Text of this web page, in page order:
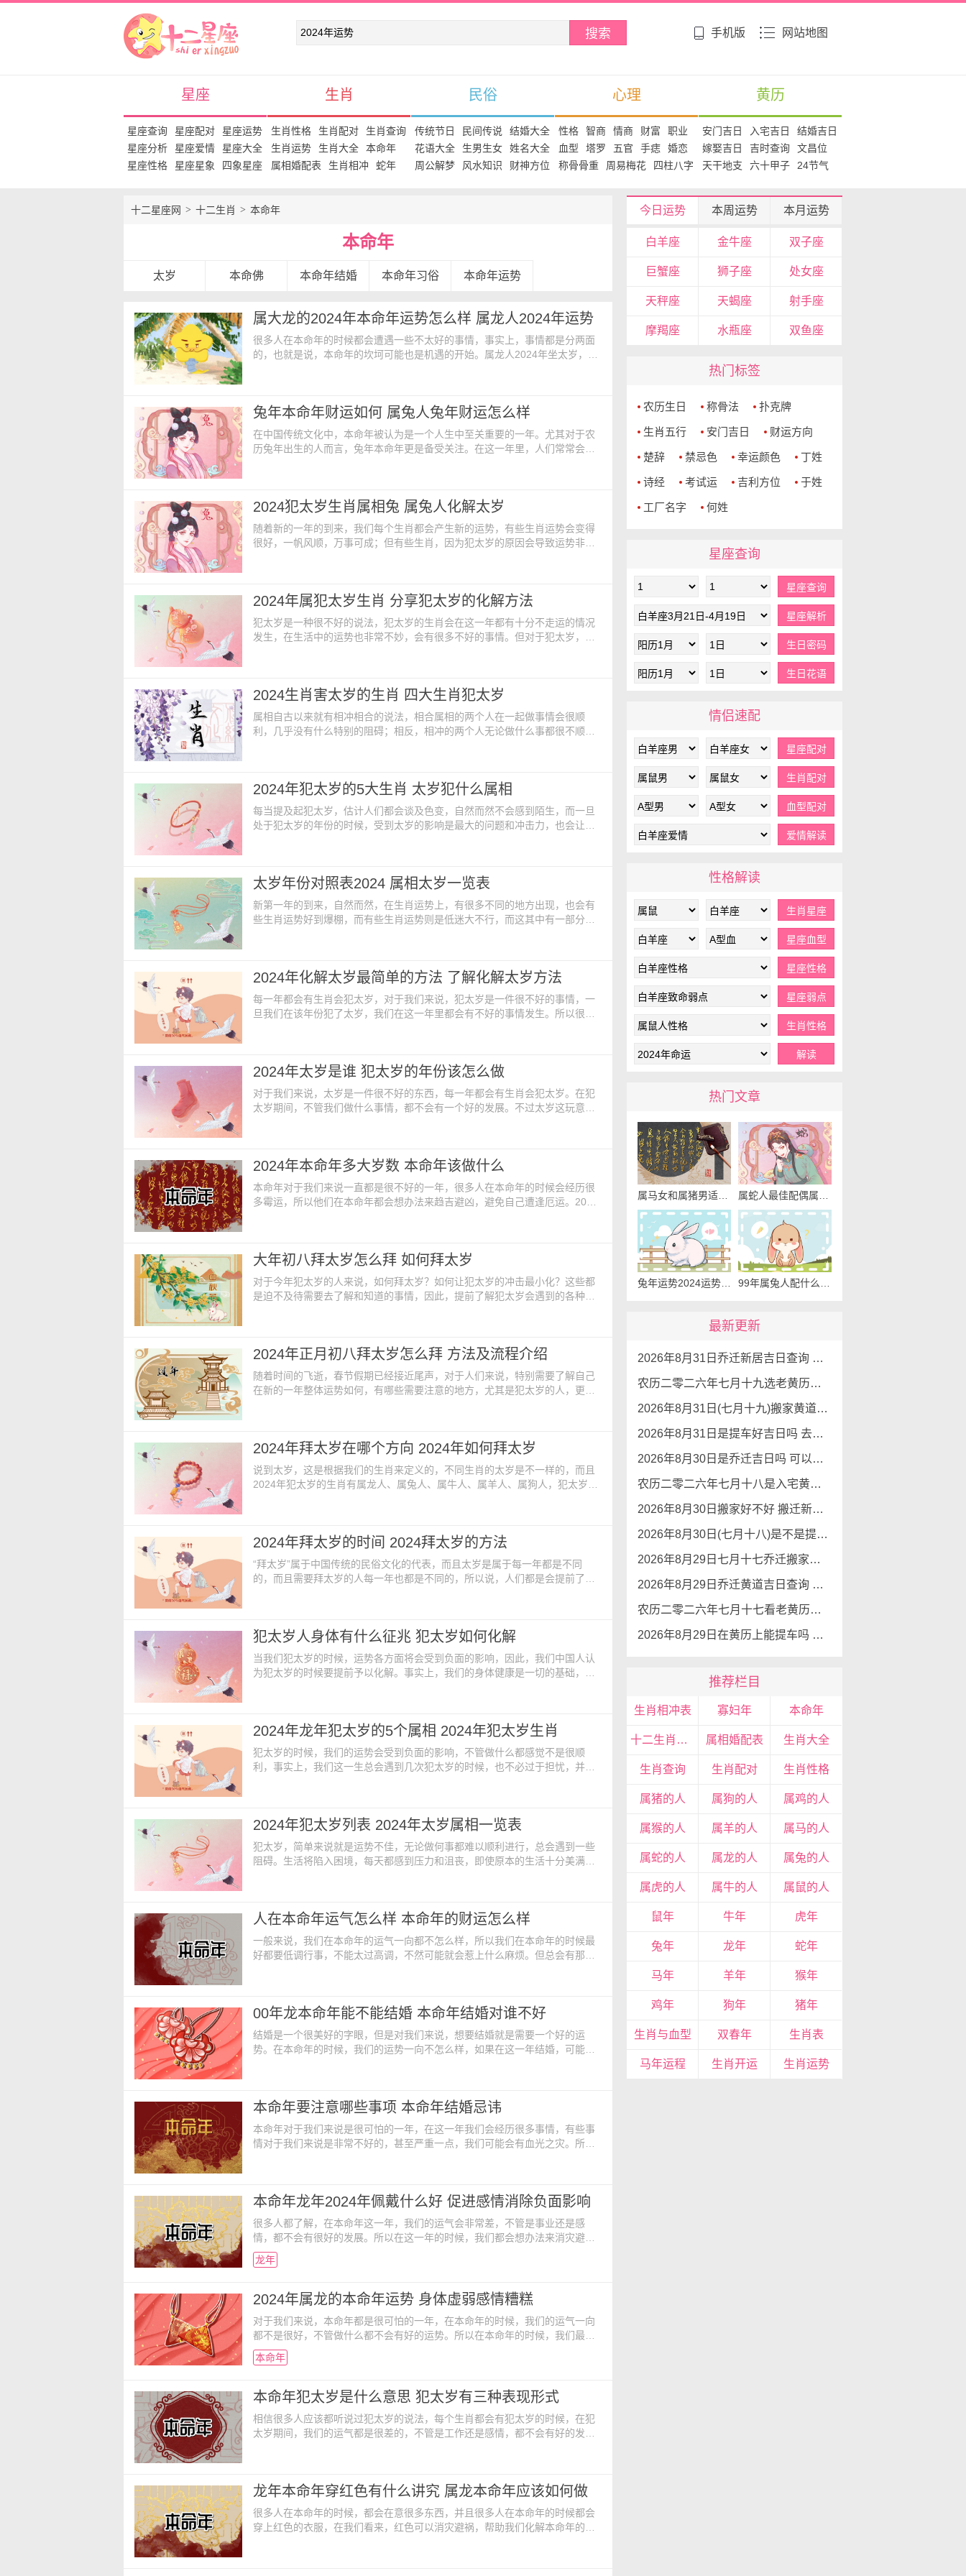
十二星座网
搜索 手机版 网站地图
星座
星座查询 星座配对
星座运势
星座分析
星座爱情
星座大全
星座性格
星座星象 四象星座
生肖
生肖性格 生肖配对
生肖查询
生肖运势
生肖大全
本命年
属相婚配表
生肖相冲 蛇年
民俗
传统节日 民间传说
结婚大全
花语大全
生男生女
姓名大全
周公解梦
风水知识 财神方位
心理
性格 智商 情商 财富
职业
血型
塔罗 五官 手痣
婚恋
称骨骨重
周易梅花 四柱八字
黄历
安门吉日 入宅吉日
结婚吉日
嫁娶吉日
吉时查询
文昌位
天干地支
六十甲子 24节气
十二星座网 十二生肖 本命年
本命年
太岁 本命佛 本命年结婚 本命年习俗 本命年运势
属大龙的2024年本命年运势怎么样 属龙人2024年运势
很多人在本命年的时候都会遭遇一些不太好的事情，事实上，事情都是分两面
的，也就是说，本命年的坎坷可能也是机遇的开始。属龙人2024年坐太岁，工
一些难题，特别是对于从事仕途的人，他们会面临着许多的诱
兔年本命年财运如何 属兔人兔年财运怎么样
在中国传统文化中，本命年被认为是一个人生中至关重要的一年。尤其对于农
历兔年出生的人而言，兔年本命年更是备受关注。在这一年里，人们常常会对
较于属虎人或者是属龙人来说，属兔人工作能力是很弱的，也没有强大的
2024犯太岁生肖属相兔 属兔人化解太岁
随着新的一年的到来，我们每个生肖都会产生新的运势，有些生肖运势会变得
很好，一帆风顺，万事可成；但有些生肖，因为犯太岁的原因会导致运势非常
大家简单介绍一下。 根据中国传统文化的理论，每个人
2024年属犯太岁生肖 分享犯太岁的化解方法
犯太岁是一种很不好的说法，犯太岁的生肖会在这一年都有十分不走运的情况
发生，在生活中的运势也非常不妙，会有很多不好的事情。但对于犯太岁，我
健康方面出现严重问题，生病的可能性很高的。长期身体
2024生肖害太岁的生肖 四大生肖犯太岁
属相自古以来就有相冲相合的说法，相合属相的两个人在一起做事情会很顺
利，几乎没有什么特别的阻碍；相反，相冲的两个人无论做什么事都很不顺
势不太乐观。2024年因为犯太岁，日子不好过，生活和工作中会
2024年犯太岁的5大生肖 太岁犯什么属相
每当提及起犯太岁，估计人们都会谈及色变，自然而然不会感到陌生，而一旦
处于犯太岁的年份的时候，受到太岁的影响是最大的问题和冲击力，也会让整
运势发展的不佳，会损耗个人的能量，特别考验心态，这期间很容
太岁年份对照表2024 属相太岁一览表
新第一年的到来，自然而然，在生肖运势上，有很多不同的地方出现，也会有
些生肖运势好到爆棚，而有些生肖运势则是低迷大不行，而这其中有一部分的
岁，这一年属龙人的运势起伏较大，事业陷入困境，处处碰壁，
2024年化解太岁最简单的方法 了解化解太岁方法
每一年都会有生肖会犯太岁，对于我们来说，犯太岁是一件很不好的事情，一
旦我们在该年份犯了太岁，我们在这一年里都会有不好的事情发生。所以很多
同时还有辟邪、防小人、祛除灾祸的作用。大多数人都会选择
2024年太岁是谁 犯太岁的年份该怎么做
对于我们来说，太岁是一件很不好的东西，每一年都会有生肖会犯太岁。在犯
太岁期间，不管我们做什么事情，都不会有一个好的发展。不过太岁这玩意一
邪恶和偷盗事件，也能够约束属下。当时在河南有盗贼出现，
2024年本命年多大岁数 本命年该做什么
本命年对于我们来说一直都是很不好的一年，很多人在本命年的时候会经历很
多霉运，所以他们在本命年都会想办法来趋吉避凶，避免自己遭逢厄运。2024
2024。 1940年的属龙人在2024
大年初八拜太岁怎么拜 如何拜太岁
对于今年犯太岁的人来说，如何拜太岁？如何让犯太岁的冲击最小化？这些都
是迫不及待需要去了解和知道的事情，因此，提前了解犯太岁会遇到的各种情
望），年底定当诚心酬谢。”诚心地祈福许愿后，将拜太岁疏文与纸钱一起
2024年正月初八拜太岁怎么拜 方法及流程介绍
随着时间的飞逝，春节假期已经接近尾声，对于人们来说，特别需要了解自己
在新的一年整体运势如何，有哪些需要注意的地方，尤其是犯太岁的人，更加
地方拜太岁神，才能产生显著的效果，给人带来平和。因此，在
2024年拜太岁在哪个方向 2024年如何拜太岁
说到太岁，这是根据我们的生肖来定义的，不同生肖的太岁是不一样的，而且
2024年犯太岁的生肖有属龙人、属兔人、属牛人、属羊人、属狗人，犯太岁的
响。太岁方位的选择和处理一直是中国人民非常重视的问题
2024年拜太岁的时间 2024拜太岁的方法
“拜太岁”属于中国传统的民俗文化的代表，而且太岁是属于每一年都是不同
的，而且需要拜太岁的人每一年也都是不同的，所以说，人们都是会提前了解
时间是在2024年2月12日，农历正月初八；2024
犯太岁人身体有什么征兆 犯太岁如何化解
当我们犯太岁的时候，运势各方面将会受到负面的影响，因此，我们中国人认
为犯太岁的时候要提前予以化解。事实上，我们的身体健康是一切的基础，没
郊游。这些都是好事，但在运气不好的情况下进行的话，会给身体增加负担
2024年龙年犯太岁的5个属相 2024年犯太岁生肖
犯太岁的时候，我们的运势会受到负面的影响，不管做什么都感觉不是很顺
利，事实上，我们这一生总会遇到几次犯太岁的时候，也不必过于担忧，并且
时也需要注意自己的财运。在这一年里，属龙的人容易遭
2024年犯太岁列表 2024年太岁属相一览表
犯太岁，简单来说就是运势不佳，无论做何事都难以顺利进行，总会遇到一些
阻碍。生活将陷入困境，每天都感到压力和沮丧，即使原本的生活十分美满，
甚至会出现一些恶意中伤他们的人。属牛人通常缺乏自信，如果没
人在本命年运气怎么样 本命年的财运怎么样
一般来说，我们在本命年的运气一向都不怎么样，所以我们在本命年的时候最
好都要低调行事，不能太过高调，不然可能就会惹上什么麻烦。但总会有那么
于低迷惨淡的状态，很难过上稳定生活。在本命年当中，人们想要顺心
00年龙本命年能不能结婚 本命年结婚对谁不好
结婚是一个很美好的字眼，但是对我们来说，想要结婚就是需要一个好的运
势。在本命年的时候，我们的运势一向不怎么样，如果在这一年结婚，可能会
情感。各地的风俗习惯在本命年结婚方面存在差异。在一些地区，
本命年要注意哪些事项 本命年结婚忌讳
本命年对于我们来说是很可怕的一年，在这一年我们会经历很多事情，有些事
情对于我们来说是非常不好的，甚至严重一点，我们可能会有血光之灾。所以
或者红色袜子。 2.本命年犯太岁，所以整年运势不是很好，所以不
本命年龙年2024年佩戴什么好 促进感情消除负面影响
很多人都了解，在本命年这一年，我们的运气会非常差，不管是事业还是感
情，都不会有很好的发展。所以在这一年的时候，我们都会想办法来消灾避
祸。我们的长辈会给我们准备一些饰品，那么2024年本命年龙年佩戴什么好
呢？ 本命年龙年2024年佩戴什么好 1、本命佛 属龙人在2024年本
傲，处事冲动，根本不会注意他人的感受，本命年间更容易得罪人，
龙年
2024年属龙的本命年运势 身体虚弱感情糟糕
对于我们来说，本命年都是很可怕的一年，在本命年的时候，我们的运气一向
都不是很好，不管做什么都不会有好的运势。所以在本命年的时候，我们最好
谨慎行事，千万不可随意出头。那么2024年属龙的本命年运势怎么样呢？
2024年属龙的本命年运势 1.事业运势 从事业发展的角度上来看，属龙
刑太岁的干扰，加上无法得到吉星的助力，事业上会变得
本命年
本命年犯太岁是什么意思 犯太岁有三种表现形式
相信很多人应该都听说过犯太岁的说法，每个生肖都会有犯太岁的时候，在犯
太岁期间，我们的运气都是很差的，不管是工作还是感情，都不会有好的发
岁。太岁又称太岁星君，太岁星就是天上的木星，因为木星每十二年绕太阳
龙年本命年穿红色有什么讲究 属龙本命年应该如何做
很多人在本命年的时候，都会在意很多东西，并且很多人在本命年的时候都会
穿上红色的衣服，在我们看来，红色可以消灾避祸，帮助我们化解本命年的霉
今日运势 本周运势 本月运势
白羊座 金牛座 双子座
巨蟹座 狮子座 处女座
天秤座 天蝎座 射手座
摩羯座 水瓶座 双鱼座
热门标签
农历生日 称骨法 扑克牌
生肖五行 安门吉日 财运方向
楚辞 禁忌色 幸运颜色 丁姓
诗经 考试运 吉利方位 于姓
工厂名字 何姓
星座查询
情侣速配
性格解读
热门文章
最新更新
2026年8月31日乔迁新居吉日查询 乔迁新居有什么讲究
农历二零二六年七月十九选老黄历入宅 2026年8月31日这天可以入宅搬家吗
2026年8月31日(七月十九)搬家黄道吉日 是搬家的好日子吗
2026年8月31日是提车好吉日吗 去提车如何
2026年8月30日是乔迁吉日吗 可以搬新家么
农历二零二六年七月十八是入宅黄道吉日吗 2026年8月30日可以入宅搬入新家吗
2026年8月30日搬家好不好 搬迁新居吉利么
2026年8月30日(七月十八)是不是提车吉日 可以提新车吗
2026年8月29日七月十七乔迁搬家选吉日 最吉利的日子乔迁
2026年8月29日乔迁黄道吉日查询 搬家好不好
农历二零二六年七月十七看老黄历入宅 2026年8月29日今天入宅好吗
2026年8月29日在黄历上能提车吗 去提车子适宜吗
推荐栏目
生肖相冲表 寡妇年 本命年
十二生肖宝宝 属相婚配表 生肖大全
生肖查询 生肖配对 生肖性格
属猪的人 属狗的人 属鸡的人
属猴的人 属羊的人 属马的人
属蛇的人 属龙的人 属兔的人
属虎的人 属牛的人 属鼠的人
鼠年 牛年 虎年
兔年 龙年 蛇年
马年 羊年 猴年
鸡年 狗年 猪年
生肖与血型 双春年 生肖表
马年运程 生肖开运 生肖运势